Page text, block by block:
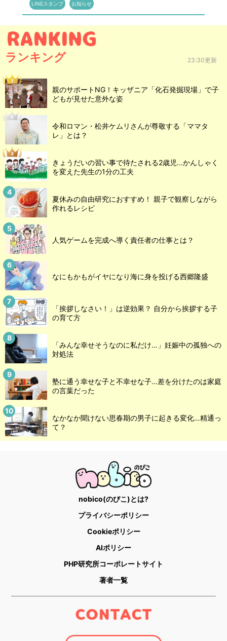
LINEスタンプ お知らせ
ランキング 23:30更新
親のサポートNG！キッザニア「化石発掘現場」で子
どもが見せた意外な姿
令和ロマン・松井ケムリさんが尊敬する「ママタ
レ」とは？
きょうだいの習い事で待たされる2歳児...かんしゃく
を変えた先生の1分の工夫
夏休みの自由研究におすすめ！ 親子で観察しながら
作れるレシピ
人気ゲームを完成へ導く責任者の仕事とは？
なにもかもがイヤになり海に身を投げる西郷隆盛
「挨拶しなさい！」は逆効果？ 自分から挨拶する子
の育て方
「みんな幸せそうなのに私だけ…」妊娠中の孤独への
対処法
塾に通う幸せな子と不幸せな子…差を分けたのは家庭
の言葉だった
なかなか聞けない思春期の男子に起きる変化…精通っ
て？
nobico(のびこ)とは?
プライバシーポリシー
Cookieポリシー
AIポリシー
PHP研究所コーポレートサイト
著者一覧